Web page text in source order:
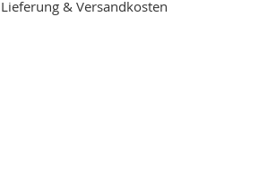
Lieferung & Versandkosten